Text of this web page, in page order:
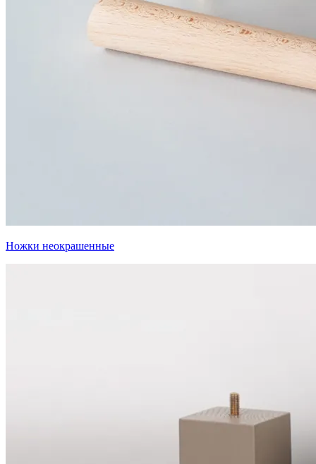
Ножки неокрашенные